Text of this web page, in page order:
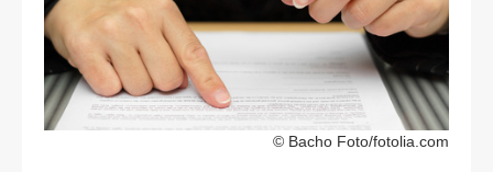
© Bacho Foto/fotolia.com